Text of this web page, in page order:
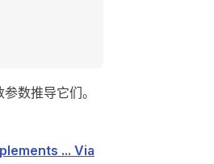
数推导它们。
... Via